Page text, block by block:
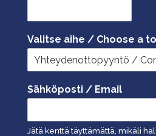
Valitse aihe / Choose a
Sähköposti / Email
Jätä kenttä täyttämättä, mikäli